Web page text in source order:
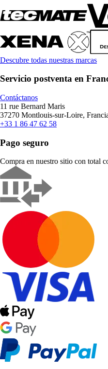
Descubre todas nuestras marcas
Servicio postventa en
Contáctanos
11 rue Bernard Maris
37270 Montlouis-sur-Loire,
+33 1 86 47 62 58
Pago seguro
Compra en nuestro sitio con total